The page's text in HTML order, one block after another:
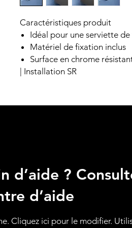
Caractéristiques produit
Idéal pour une serviette
Matériel de fixation inclus
Surface en chrome
| Installation SR
d’aide ?
d’aide
Cliquez ici pour le modifier.